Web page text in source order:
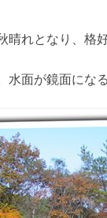
晴れとなり、格
水面が鏡面にな